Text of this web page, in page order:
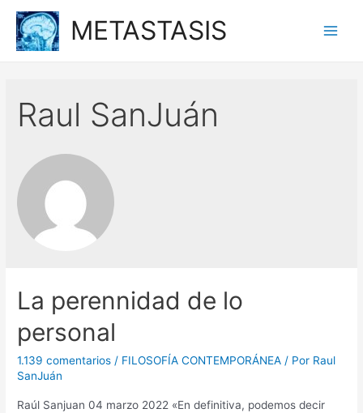
contenido
METASTASIS
Raul SanJuán
La perennidad de lo
personal
1.139 comentarios / FILOSOFÍA CONTEMPORÁNEA / Por Raul
SanJuán
Raúl Sanjuan 04 marzo 2022 «En definitiva, podemos decir